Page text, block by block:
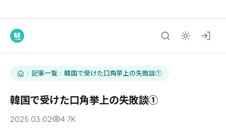
記事一覧 韓国で受けた口角挙上の失敗談①
韓国で受けた口角挙上の失敗談①
2025.03.02 4.7K